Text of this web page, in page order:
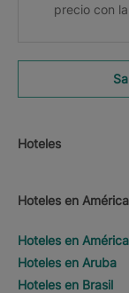
precio con
Hoteles
Hoteles en América
Hoteles en América
Hoteles en Aruba
Hoteles en Brasil